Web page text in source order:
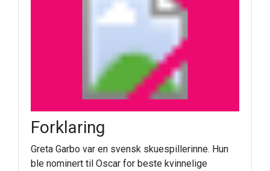
Forklaring
Greta Garbo var en svensk skuespillerinne. Hun
ble nominert til Oscar for beste kvinnelige